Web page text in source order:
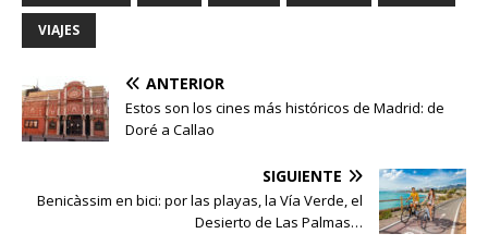
VIAJES
ANTERIOR
Estos son los cines más históricos de Madrid: de
Doré a Callao
SIGUIENTE
Benicàssim en bici: por las playas, la Vía Verde, el
Desierto de Las Palmas…